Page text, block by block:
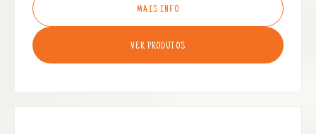
MAIS INFO
VER PRODUTOS